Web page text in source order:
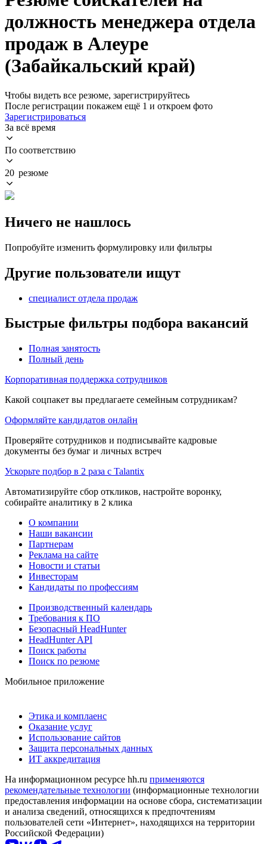
должность менеджера отдела
продаж в Алеуре
(Забайкальский край)
Чтобы видеть все резюме, зарегистрируйтесь
После регистрации покажем ещё 1 и откроем фото
Зарегистрироваться
За всё время
По соответствию
20 резюме
Ничего не нашлось
Попробуйте изменить формулировку или фильтры
Другие пользователи ищут
специалист отдела продаж
Быстрые фильтры подбора вакансий
Полная занятость
Полный день
Корпоративная поддержка сотрудников
Какой соцпакет вы предлагаете семейным сотрудникам?
Оформляйте кандидатов онлайн
Проверяйте сотрудников и подписывайте кадровые
документы без бумаг и личных встреч
Ускорьте подбор в 2 раза с Talantix
Автоматизируйте сбор откликов, настройте воронку,
собирайте аналитику в 2 клика
О компании
Наши вакансии
Партнерам
Реклама на сайте
Новости и статьи
Инвесторам
Кандидаты по профессиям
Производственный календарь
Требования к ПО
Безопасный HeadHunter
HeadHunter API
Поиск работы
Поиск по резюме
Мобильное приложение
Этика и комплаенс
Оказание услуг
Использование сайтов
Защита персональных данных
ИТ аккредитация
На информационном ресурсе hh.ru применяются
рекомендательные технологии (информационные технологии
предоставления информации на основе сбора, систематизации
и анализа сведений, относящихся к предпочтениям
пользователей сети «Интернет», находящихся на территории
Российской Федерации)